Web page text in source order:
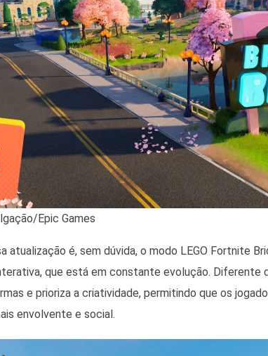
Epic Games
atualização é, sem dúvida, o modo LEGO Fortnite
que está em constante evolução. Diferente
e prioriza a criatividade, permitindo que os
envolvente e social.